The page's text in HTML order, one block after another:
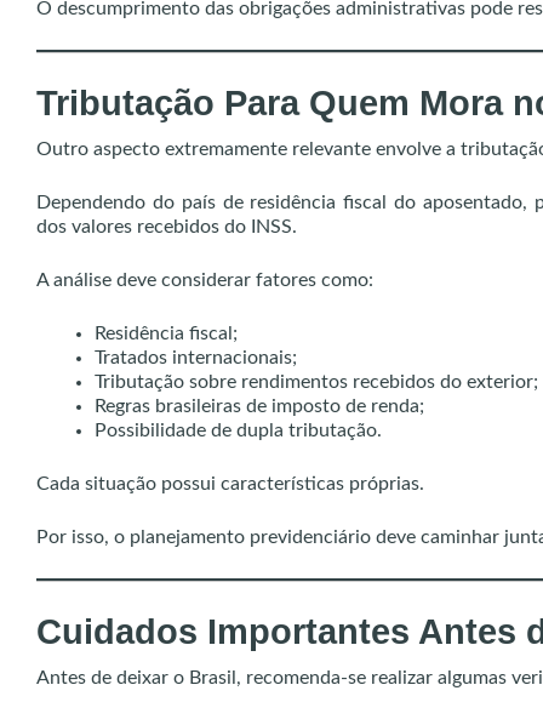
O descumprimento das obrigações administrativas pode
Tributação Para Quem Mora
Outro aspecto extremamente relevante envolve a
Dependendo do país de residência fiscal do
dos valores recebidos do INSS.
A análise deve considerar fatores como:
Residência fiscal;
Tratados internacionais;
Tributação sobre rendimentos recebidos do exterior;
Regras brasileiras de imposto de renda;
Possibilidade de dupla tributação.
Cada situação possui características próprias.
Por isso, o planejamento previdenciário deve caminhar
Cuidados Importantes Antes
Antes de deixar o Brasil, recomenda-se realizar algumas